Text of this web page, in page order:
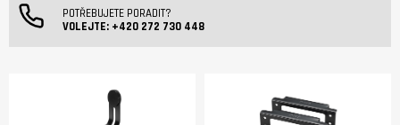
POTŘEBUJETE PORADIT?
VOLEJTE: +420 272 730 448